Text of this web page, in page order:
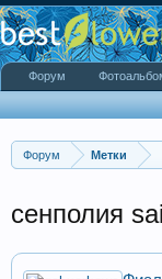
Форум Метки
сенполия
Форум